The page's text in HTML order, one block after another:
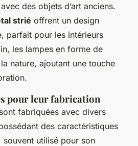
des objets d’art anciens.
strié offrent un design
parfait pour les intérieurs
les lampes en forme de
nature, ajoutant une touche
pour leur fabrication
fabriquées avec divers
des caractéristiques
utilisé pour son